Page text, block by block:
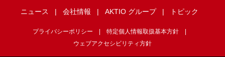
ニュース 会社情報 AKTIO グループ トピック
プライバシーポリシー
特定個人情報取扱基本方針
ウェブアクセシビリティ方針